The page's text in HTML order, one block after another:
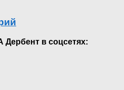
в соцсетях: